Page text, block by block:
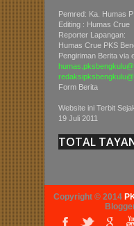
Pemred: Ka. Humas
Editing : Humas Crue
Reporter Lapangan:
Humas Crue PKS
Pengiriman Berita via
Form Berita
Website ini Terbit
19 Juli 2011
TOTAL
Copyright © 2014